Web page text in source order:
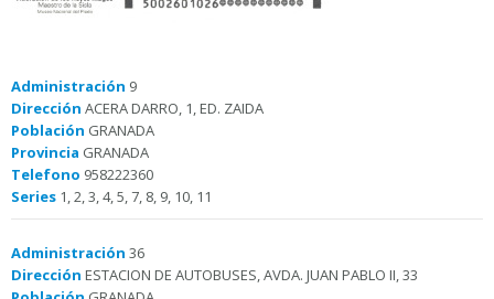
Administración 9
Dirección ACERA DARRO, 1, ED. ZAIDA
Población GRANADA
Provincia GRANADA
Telefono 958222360
Series 1, 2, 3, 4, 5, 7, 8, 9, 10, 11
Administración 36
Dirección ESTACION DE AUTOBUSES, AVDA. JUAN PABLO II, 33